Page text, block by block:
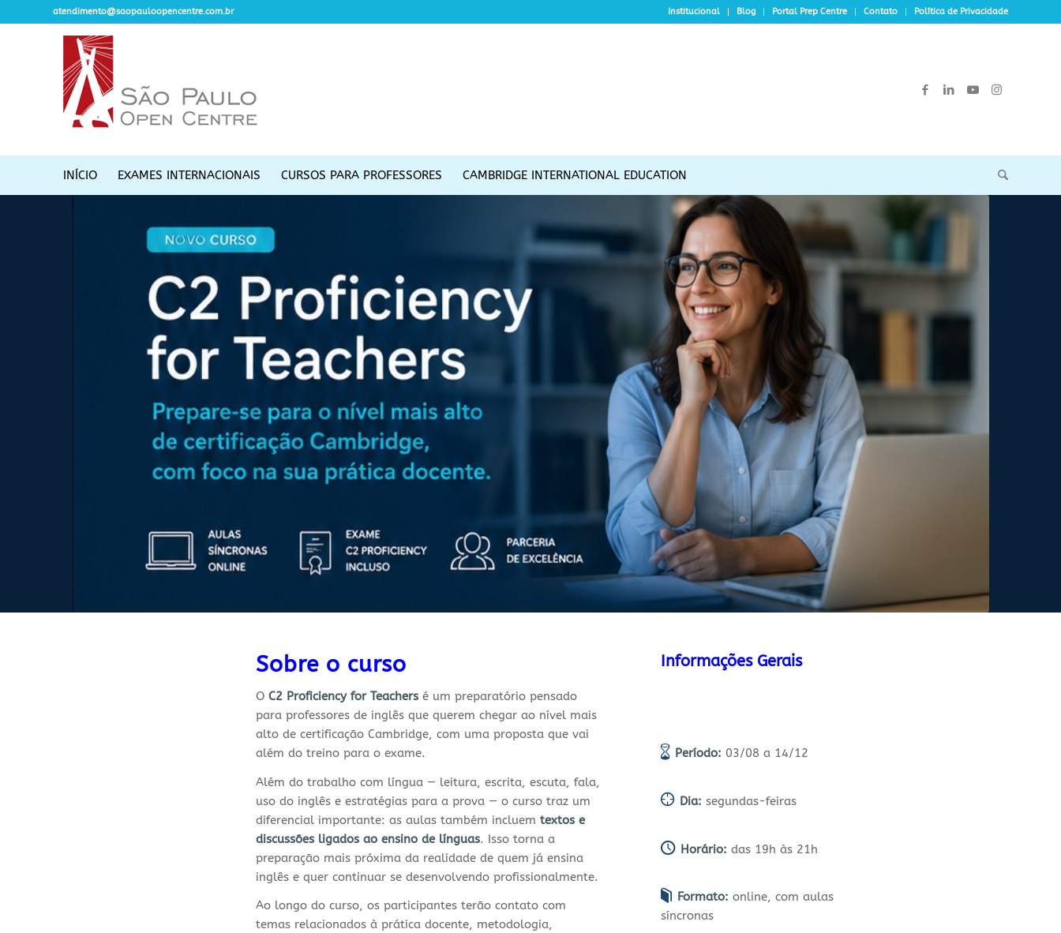
Institucional Blog Portal Prep Centre Contato Política de Privacidade
atendimento@saopauloopencentre.com.br
INÍCIO EXAMES INTERNACIONAIS CURSOS PARA PROFESSORES CAMBRIDGE INTERNATIONAL EDUCATION
Sobre o curso
O C2 Proficiency for Teachersé um preparatório pensado
para professores de inglês que querem chegar ao nível mais
alto de certificação Cambridge, com uma proposta que vai
além do treino para o exame.
Além do trabalho com língua — leitura, escrita, escuta, fala,
uso do inglês e estratégias para a prova — o curso traz um
diferencial importante: as aulas também incluem textos e
discussões ligados ao ensino de línguas. Isso torna a
preparação mais próxima da realidade de quem já ensina
inglês e quer continuar se desenvolvendo profissionalmente.
Ao longo do curso, os participantes terão contato com
temas relacionados à prática docente, metodologia,
Informações Gerais
Período: 03/08 a 14/12
Dia: segundas-feiras
Horário: das 19h às 21h
Formato: online, com aulas
síncronas